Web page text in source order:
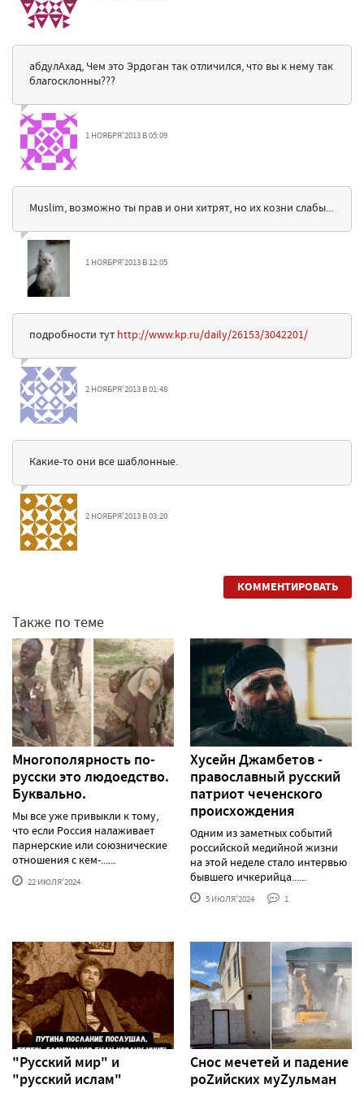
абдулАхад, Чем это Эрдоган так отличился, что вы к нему так
благосклонны???
1 НОЯБРЯ'2013 В 05:09
Muslim, возможно ты прав и они хитрят, но их козни слабы...
1 НОЯБРЯ'2013 В 12:05
подробности тут http://www.kp.ru/daily/26153/3042201/
2 НОЯБРЯ'2013 В 01:48
Какие-то они все шаблонные.
2 НОЯБРЯ'2013 В 03:20
КОММЕНТИРОВАТЬ
Также по теме
Многополярность по-
русски это людоедство.
Буквально.
Мы все уже привыкли к тому,
что если Россия налаживает
парнерские или союзнические
отношения с кем-......
22 ИЮЛЯ'2024
Хусейн Джамбетов -
православный русский
патриот чеченского
происхождения
Одним из заметных событий
российской медийной жизни
на этой неделе стало интервью
бывшего ичкерийца......
5 ИЮЛЯ'2024 1
"Русский мир" и
"русский ислам"
Снос мечетей и падение
роZийских муZульман